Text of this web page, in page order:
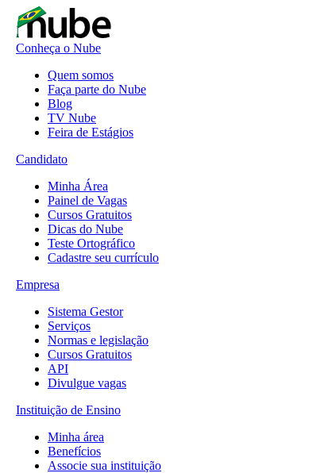
Conheça o Nube
Quem somos
Faça parte do Nube
Blog
TV Nube
Feira de Estágios
Candidato
Minha Área
Painel de Vagas
Cursos Gratuitos
Dicas do Nube
Teste Ortográfico
Cadastre seu currículo
Empresa
Sistema Gestor
Serviços
Normas e legislação
Cursos Gratuitos
API
Divulgue vagas
Instituição de Ensino
Minha área
Benefícios
Associe sua instituição